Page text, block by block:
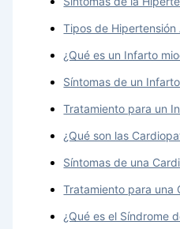
Tipos de Hipertensión
¿Qué es un Infarto
Síntomas de un
Tratamiento para un
¿Qué son las
Síntomas de una
Tratamiento para una
¿Qué es el Síndrome